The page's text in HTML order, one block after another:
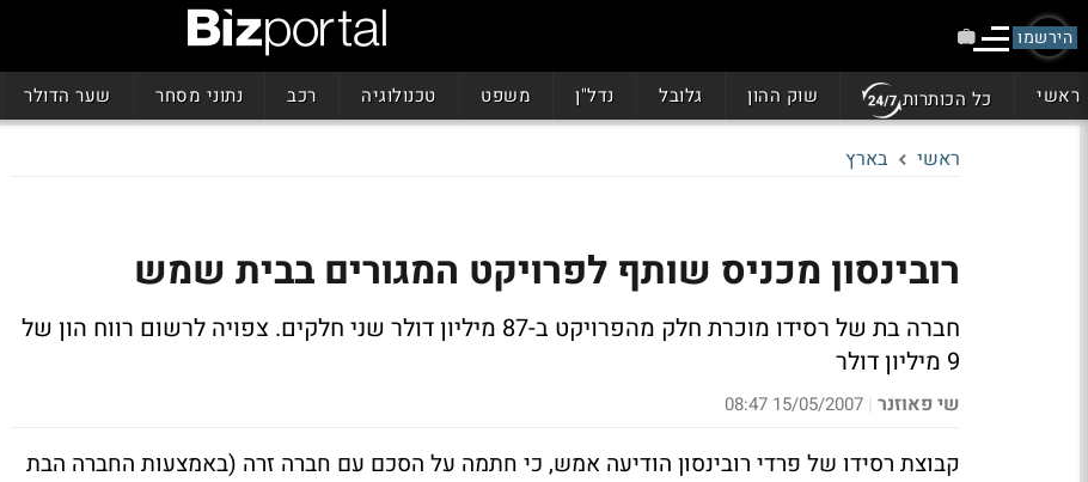
הירשמו
ראשי כל הכותרות שוק ההון גלובל נדל"ן משפט טכנולוגיה רכב נתוני מסחר שער הדולר
ראשי בארץ
רובינסון מכניס שותף לפרויקט המגורים בבית שמש
חברה בת של רסידו מוכרת חלק מהפרויקט ב-87 מיליון דולר שני חלקים. צפויה לרשום רווח הון של
9 מיליון דולר
שי פאוזנר |
15/05/2007 08:47
קבוצת רסידו של פרדי רובינסון הודיעה אמש, כי חתמה על הסכם עם חברה זרה (באמצעות החברה הבת